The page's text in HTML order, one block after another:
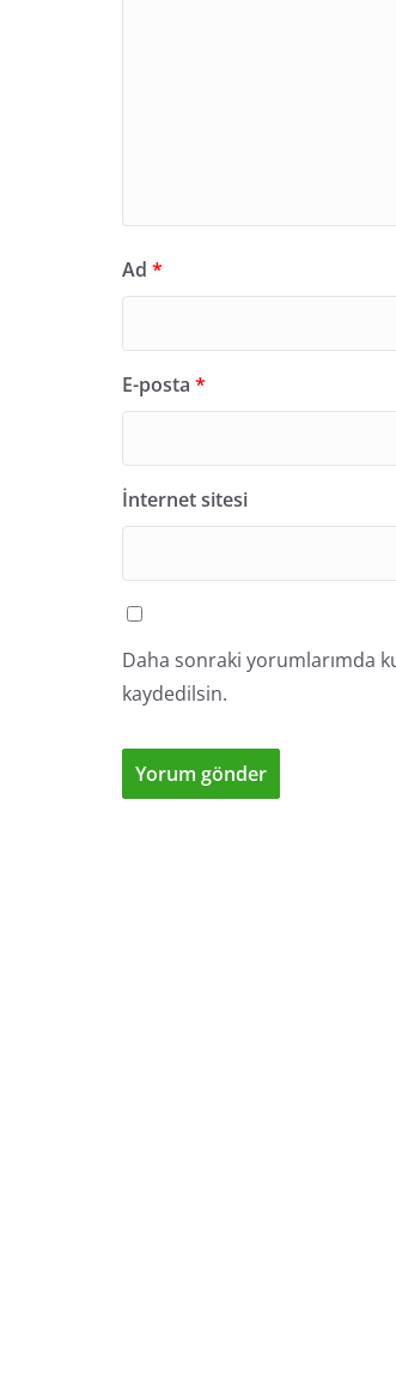
Ad *
E-posta *
İnternet sitesi
Daha sonraki yorumlarımda
kaydedilsin.